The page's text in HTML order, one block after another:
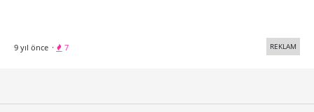
9 yıl önce · 7 REKLAM